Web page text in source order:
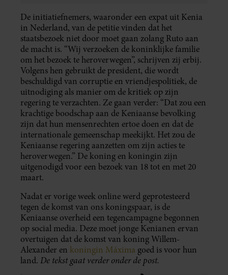
De initiatiefnemers, waaronder een expat uit Kenia
in Nederland, van de petitie vinden dat het
staatsbezoek niet door moet gaan zolang Ruto aan
de macht is. “Wij verzoeken de koninklijke familie
om het bezoek te heroverwegen”, schrijven zij erbij.
Volgens hen gebruikt de president, die wordt
beschuldigd van corruptie en vriendjespolitiek, de
uitnodiging als manier om de kritiek op zijn
regering te verzachten. Ze gaan verder: “Dat zou een
krachtige boodschap aan de Keniaanse bevolking
zijn dat hun mensenrechten ertoe doen en dat de
internationale gemeenschap meekijkt. Het zou de
Keniaanse regering aanzetten om zijn acties te
heroverwegen.” De koning en koningin zijn
uitgenodigd voor een bezoek van 18 tot en met 20
maart.
Nadat er vorige week online werd geprotesteerd
tegen de komst van ons koningspaar, is de
Keniaanse overheid een tegencampagne begonnen
op social media. Deze moet jonge Kenianen ervan
overtuigen dat de komst van koning Willem-
Alexander en koningin Máxima goed is voor hun
land. De tekst gaat verder onder de post.